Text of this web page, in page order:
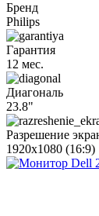
Бренд
Philips
Гарантия
12 мес.
Диагональ
23.8"
Разрешение
1920x1080 (16:9)